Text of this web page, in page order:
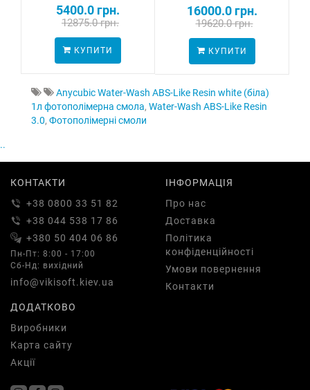
5400.0 грн.
12875.0 грн.
КУПИТИ
16000.0 грн.
19620.0 грн.
КУПИТИ
Anycubic Water-Wash ABS-Like Resin white (біла)
1л фотополімерна смола, Water-Wash ABS-Like Resin
3.0, Фотополімерні смоли
..
КОНТАКТИ
+38 0800 33 51 82
+38 044 538 17 86
+380 50 404 06 86
Пн-Пт: 8:00 - 17:00
Сб-Нд: вихідний
info@vikisoft.kiev.ua
ІНФОРМАЦІЯ
Про нас
Доставка
Політика
конфіденційності
Умови повернення
Контакти
ДОДАТКОВО
Виробники
Карта сайту
Акції